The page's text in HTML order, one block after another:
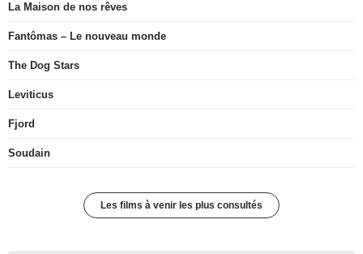
La Maison de nos rêves
Fantômas – Le nouveau monde
The Dog Stars
Leviticus
Fjord
Soudain
Les films à venir les plus consultés